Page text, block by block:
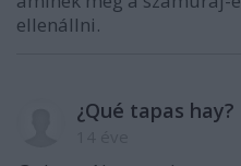
ellenállni.
¿Qué tapas hay?